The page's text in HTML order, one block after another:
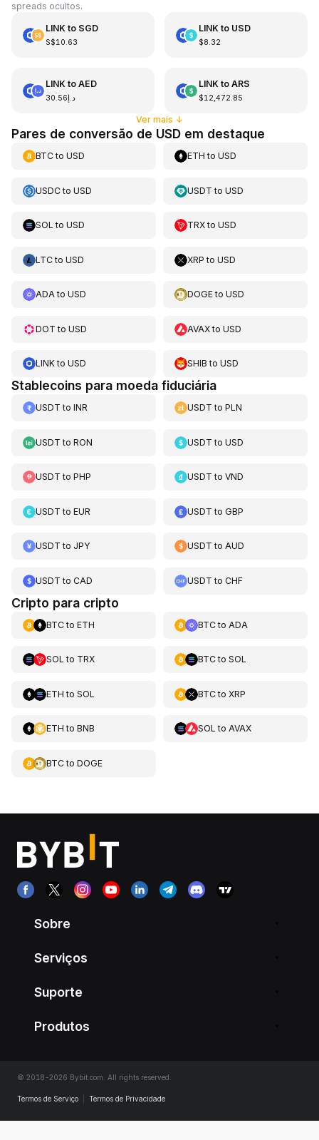
spreads ocultos.
LINKto SGD
S$10.63
LINKto USD
$8.32
LINKto AED
د.إ30.56
LINKto ARS
$12,472.85
Ver mais ↓
Pares de conversão de USD em destaque
BTCto USD ETH toUSD
USDCto USD USDT toUSD
SOL to USD TRXtoUSD
LTCto USD XRP toUSD
ADAto USD DOGEtoUSD
DOT to USD AVAXtoUSD
LINKto USD SHIB toUSD
Stablecoins para moeda fiduciária
USDT to INR USDT toPLN
USDT to RON USDT toUSD
USDT to PHP USDT toVND
USDT to EUR USDT toGBP
USDT to JPY USDT toAUD
USDT to CAD USDT toCHF
Cripto para cripto
BTCto ETH BTCto ADA
SOL to TRX BTCto SOL
ETH to SOL BTCto XRP
ETH to BNB SOL to AVAX
BTCto DOGE
Sobre
Serviços
Suporte
Produtos
© 2018-2026 Bybit.com. All rights reserved.
Termos de Serviço Termos de Privacidade